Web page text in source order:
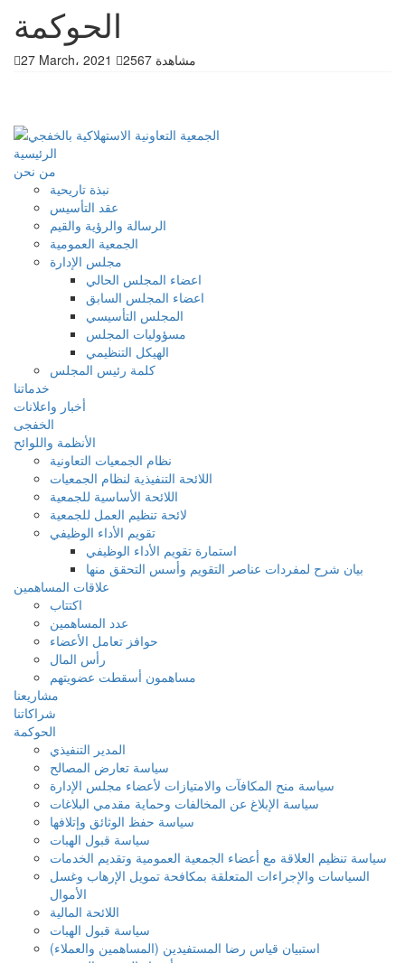
الحوكمة
27 March، 2021 2567 مشاهدة
الرئيسية
من نحن
نبذة تاريحية
عقد التأسيس
الرسالة والرؤية والقيم
الجمعية العمومية
مجلس الإدارة
اعضاء المجلس الحالي
اعضاء المجلس السابق
المجلس التأسيسي
مسؤوليات المجلس
الهيكل التنظيمي
كلمة رئيس المجلس
خدماتنا
أخبار واعلانات
الخفجى
الأنظمة واللوائح
نظام الجمعيات التعاونية
اللائحة التنفيذية لنظام الجمعيات
اللائحة الأساسية للجمعية
لائحة تنظيم العمل للجمعية
تقويم الأداء الوظيفي
استمارة تقويم الأداء الوظيفي
بيان شرح لمفردات عناصر التقويم وأسس التحقق منها
علاقات المساهمين
اكتتاب
عدد المساهمين
حوافز تعامل الأعضاء
رأس المال
مساهمون أسقطت عضويتهم
مشاريعنا
شراكاتنا
الحوكمة
المدير التنفيذي
سياسة تعارض المصالح
سياسة منح المكافآت والامتيازات لأعضاء مجلس الإدارة
سياسة الإبلاغ عن المخالفات وحماية مقدمي البلاغات
سياسة حفظ الوثائق وإتلافها
سياسة قبول الهبات
سياسة تنظيم العلاقة مع أعضاء الجمعية العمومية وتقديم الخدمات
السياسات والإجراءات المتعلقة بمكافحة تمويل الإرهاب وغسل
الأموال
اللائحة المالية
سياسة قبول الهبات
استبيان قياس رضا المستفيدين (المساهمين والعملاء)